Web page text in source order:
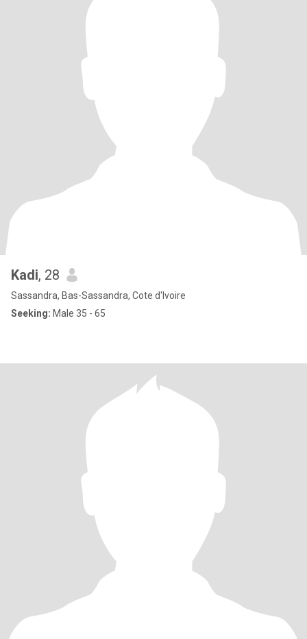
Kadi, 28
Sassandra, Bas-Sassandra, Cote d'Ivoire
Seeking: Male 35 - 65